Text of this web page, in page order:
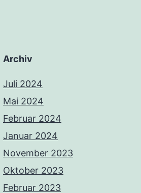
Archiv
Juli 2024
Mai 2024
Februar 2024
Januar 2024
November 2023
Oktober 2023
Februar 2023